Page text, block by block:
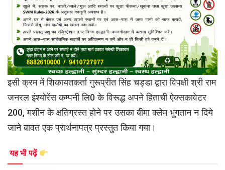
इसी क्रम में शिकायतकर्ता गुरूप्रीत सिंह चड्डा द्वारा विपक्षी श्री राम
जनरल इंश्योरेंस कम्पनी लि0 के विरूद्ध अपने हिताची ऐक्सकावेटर
200, मशीन के क्षतिग्रस्त होने पर उसका बीमा क्लेम भुगतान न दिये
जाने बावत एक प्रार्थनापत्र प्रस्तुत किया गया।
यह भी पढ़ें